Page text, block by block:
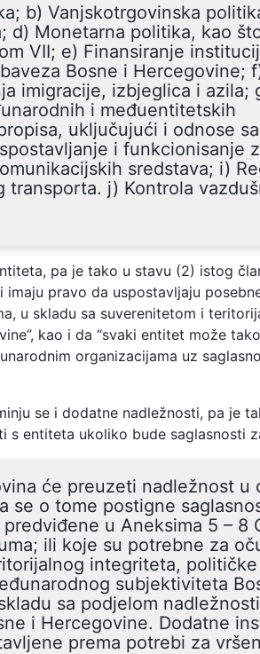
b) Vanjskotrgovinska
d) Monetarna politika, kao
VII; e) Finansiranje
Bosne i Hercegovine;
imigracije, izbjeglica i azila;
i međuentitetskih
uključujući i odnose sa
i funkcionisanje
sredstava; i)
transporta. j) Kontrola
pa je tako u stavu (2) istog
imaju pravo da uspostavljaju
u skladu sa suverenitetom i
kao i da “svaki entitet može
organizacijama uz
se i dodatne nadležnosti, pa je
s entiteta ukoliko bude saglasnosti
će preuzeti nadležnost u
se o tome postigne
u Aneksima 5 – 8
ili koje su potrebne za
integriteta, političke
subjektiviteta
sa podjelom
i Hercegovine. Dodatne
prema potrebi za